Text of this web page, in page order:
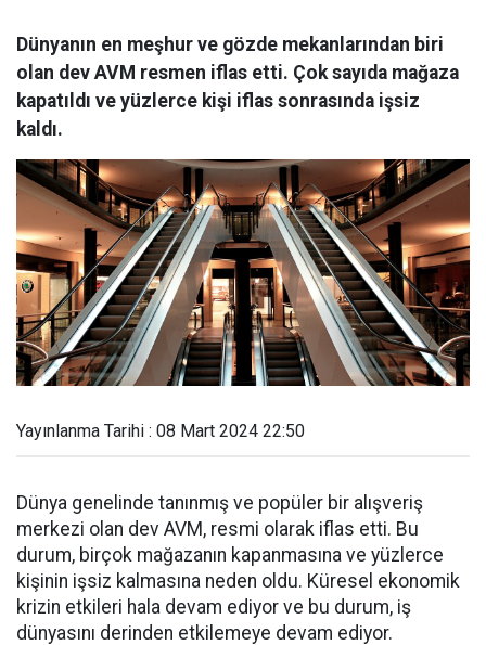
Dünyanın en meşhur ve gözde mekanlarından biri
olan dev AVM resmen iflas etti. Çok sayıda mağaza
kapatıldı ve yüzlerce kişi iflas sonrasında işsiz
kaldı.
Yayınlanma Tarihi : 08 Mart 2024 22:50
Dünya genelinde tanınmış ve popüler bir alışveriş
merkezi olan dev AVM, resmi olarak iflas etti. Bu
durum, birçok mağazanın kapanmasına ve yüzlerce
kişinin işsiz kalmasına neden oldu. Küresel ekonomik
krizin etkileri hala devam ediyor ve bu durum, iş
dünyasını derinden etkilemeye devam ediyor.